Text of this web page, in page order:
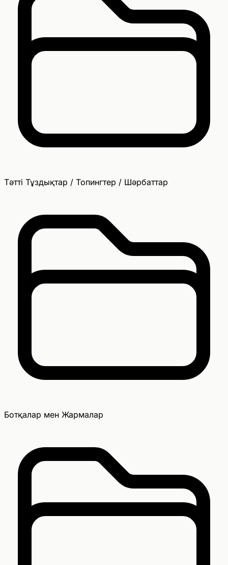
Тәтті Тұздықтар / Топингтер / Шәрбаттар
Ботқалар мен Жармалар